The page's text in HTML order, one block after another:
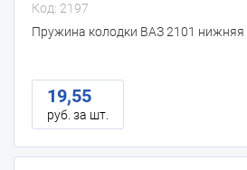
Код: 2197
Пружина колодки ВАЗ 2101 нижняя
19,55
руб. за шт.